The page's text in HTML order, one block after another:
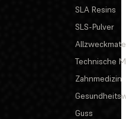
SLA Resins
SLS-Pulver
Technische
Zahnmedizin
Guss